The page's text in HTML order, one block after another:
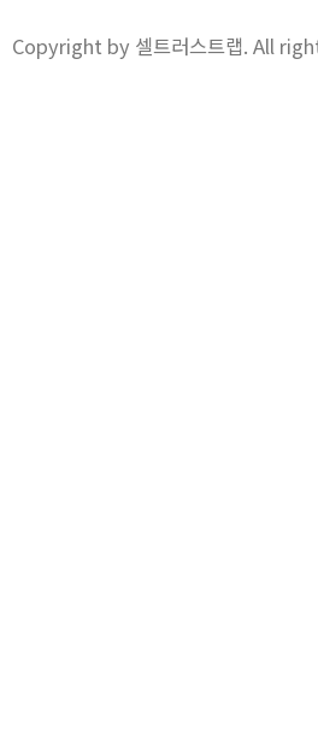
Copyright by 셀트러스트랩. All